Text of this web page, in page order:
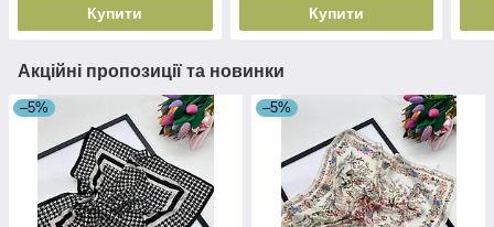
Купити Купити
Акційні пропозиції та новинки
–5% –5%